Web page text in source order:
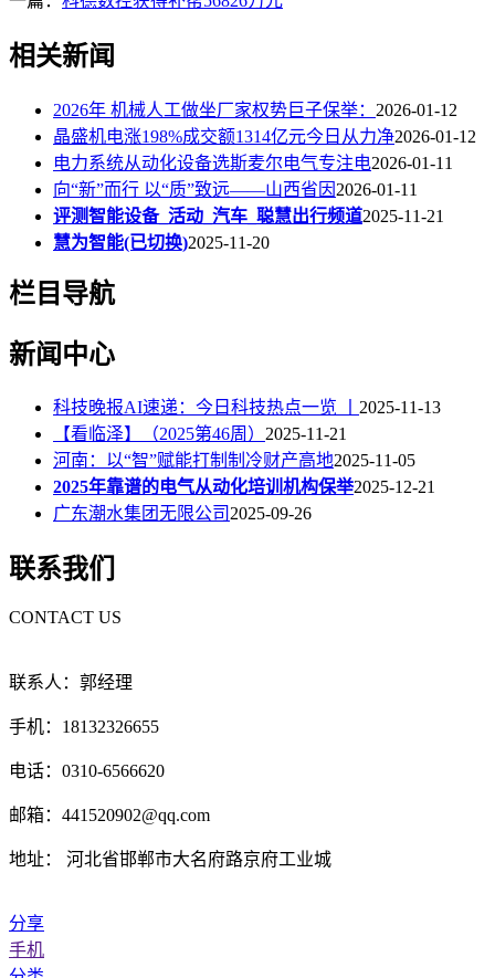
相关新闻
2026年 机械人工做坐厂家权势巨子保举： 2026-01-12
晶盛机电涨198%成交额1314亿元今日从力净2026-01-12
电力系统从动化设备选斯麦尔电气专注电2026-01-11
向“新”而行 以“质”致远——山西省因 2026-01-11
评测智能设备_活动_汽车_聪慧出行频道2025-11-21
慧为智能(已切换)2025-11-20
栏目导航
新闻中心
科技晚报AI速递：今日科技热点一览 丨 2025-11-13
【看临泽】（2025第46周） 2025-11-21
河南：以“智”赋能打制制冷财产高地2025-11-05
2025年靠谱的电气从动化培训机构保举2025-12-21
广东潮水集团无限公司2025-09-26
联系我们
CONTACT US
联系人：郭经理
手机：18132326655
电话：0310-6566620
邮箱：441520902@qq.com
地址： 河北省邯郸市大名府路京府工业城
分享
手机